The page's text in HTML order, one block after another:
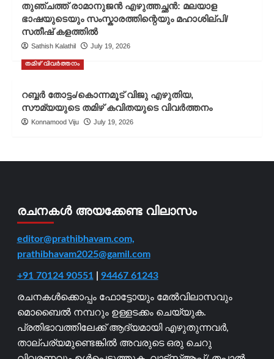
തുഞ്ചത്ത് രാമാനുജൻ എഴുത്തച്ഛൻ: മലയാള
ഭാഷയുടെയും സംസ്കാരത്തിന്റെയും മഹാശില്പി/
സതീഷ് കളത്തിൽ
Sathish Kalathil July 19, 2026
തമിഴ് വിവർത്തനം
റബ്ബർ തോട്ടം/കൊന്നമൂട് വിജു എഴുതിയ,
സൗമ്യയുടെ തമിഴ് കവിതയുടെ വിവർത്തനം
Konnamood Viju July 19, 2026
രചനകൾ അയക്കേണ്ട വിലാസം
editor@prathibhavam.com,
prathibhavam2025@gamil.com
+91 70124 90551| 94467 61243
രചനകൾക്കൊപ്പം ഫോട്ടോയും മേൽവിലാസവും
മൊബൈൽ നമ്പറും ഉള്ളടക്കം ചെയ്യുക.
പ്രതിഭാവത്തിലേക്ക് ആദ്യമായി എഴുതുന്നവർ,
താല്പര്യമുണ്ടെങ്കിൽ അവരുടെ ഒരു ചെറു